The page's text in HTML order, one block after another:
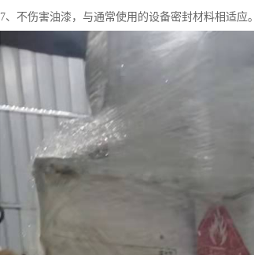
7、不伤害油漆，与通常使用的设备密封材料相适应。